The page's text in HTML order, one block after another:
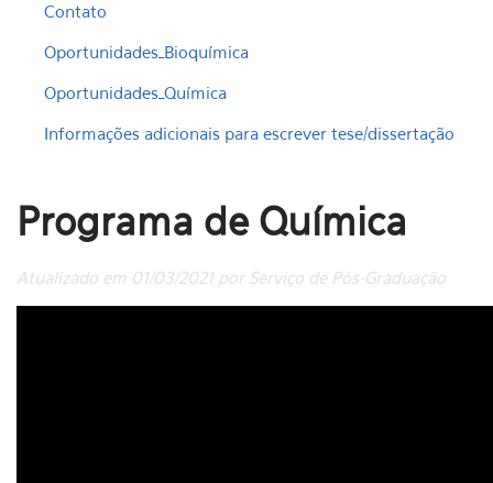
Contato
Oportunidades_Bioquímica
Oportunidades_Química
Informações adicionais para escrever tese/dissertação
Programa de Química
Atualizado em 01/03/2021 por Serviço de Pós-Graduação